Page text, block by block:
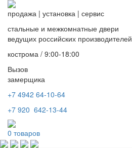
продажа | установка | сервис
стальные и межкомнатные двери
ведущих российских производителей
кострома / 9:00-18:00
Вызов
замерщика
+7 4942 64-10-64
+7 920 642-13-44
0 товаров